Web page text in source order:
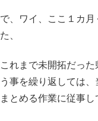
で、ワイ、ここ１カ
た、
これまで未開拓だっ
う事を繰り返しては
まとめる作業に従事し